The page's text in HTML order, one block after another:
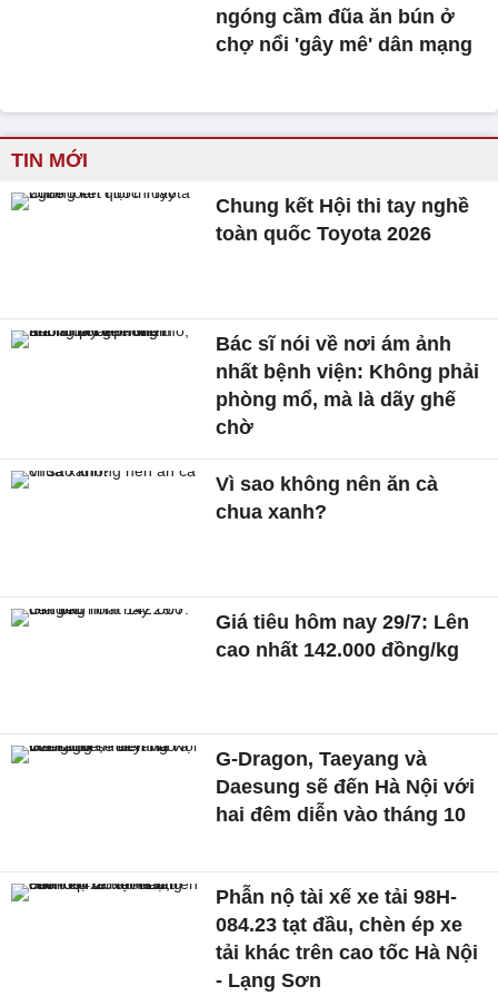
ngóng cầm đũa ăn bún ở
chợ nổi 'gây mê' dân mạng
TIN MỚI
Chung kết Hội thi tay nghề
toàn quốc Toyota 2026
Bác sĩ nói về nơi ám ảnh
nhất bệnh viện: Không phải
phòng mổ, mà là dãy ghế
chờ
Vì sao không nên ăn cà
chua xanh?
Giá tiêu hôm nay 29/7: Lên
cao nhất 142.000 đồng/kg
G-Dragon, Taeyang và
Daesung sẽ đến Hà Nội với
hai đêm diễn vào tháng 10
Phẫn nộ tài xế xe tải 98H-
084.23 tạt đầu, chèn ép xe
tải khác trên cao tốc Hà Nội
- Lạng Sơn